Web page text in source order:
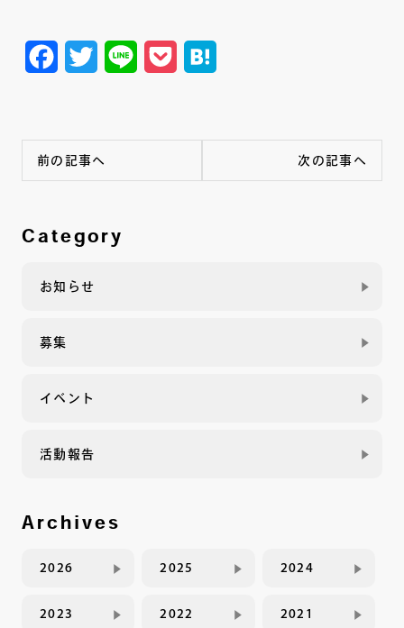
Facebook
TwitterLine Pocket
前の記事へ 次の記事へ
Category
お知らせ
募集
イベント
活動報告
Archives
2026 2025 2024
2023 2022 2021